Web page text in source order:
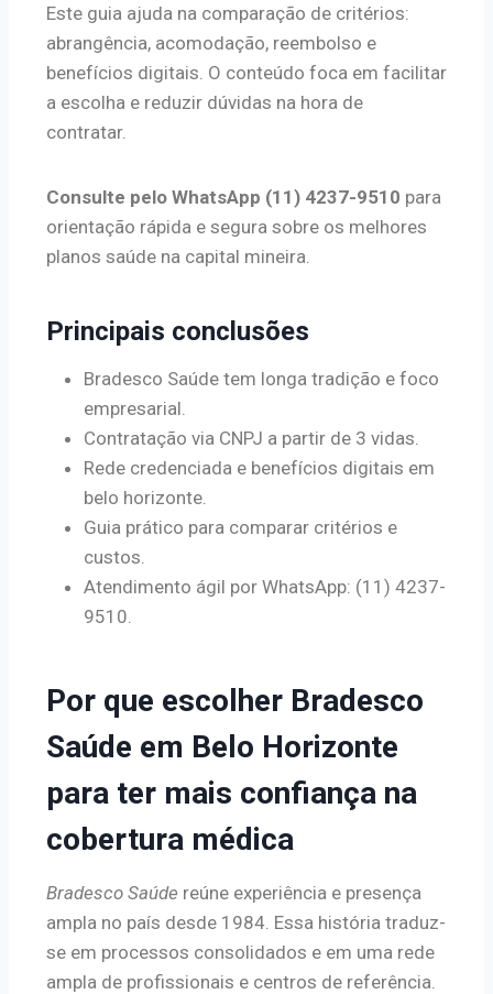
Este guia ajuda na comparação de critérios:
abrangência, acomodação, reembolso e
benefícios digitais. O conteúdo foca em facilitar
a escolha e reduzir dúvidas na hora de
contratar.
Consulte pelo WhatsApp (11) 4237-9510 para
orientação rápida e segura sobre os melhores
planos saúde na capital mineira.
Principais conclusões
Bradesco Saúde tem longa tradição e foco
empresarial.
Contratação via CNPJ a partir de 3 vidas.
Rede credenciada e benefícios digitais em
belo horizonte.
Guia prático para comparar critérios e
custos.
Atendimento ágil por WhatsApp: (11) 4237-
9510.
Por que escolher Bradesco
Saúde em Belo Horizonte
para ter mais confiança na
cobertura médica
Bradesco Saúde reúne experiência e presença
ampla no país desde 1984. Essa história traduz-
se em processos consolidados e em uma rede
ampla de profissionais e centros de referência.